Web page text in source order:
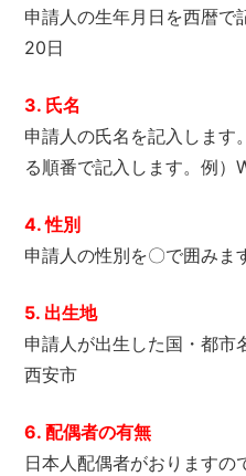
申請人の生年月日を西暦で
20日
3. 氏名
申請人の氏名を記入します
る順番で記入します。例）
4. 性別
申請人の性別を〇で囲みま
5. 出生地
申請人が出生した国・都
西安市
6. 配偶者の有無
日本人配偶者がおりますの